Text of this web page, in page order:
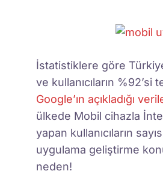
İstatistiklere göre
ve kullanıcıların %92’si
Google’ın açıkladığı
ülkede Mobil cihazla
yapan kullanıcıların
uygulama geliştirme
neden!